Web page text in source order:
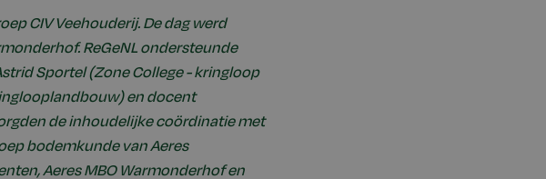
CIV Veehouderij. De dag werd
ReGeNL ondersteunde
Sportel (Zone College - kringloop
en docent
de inhoudelijke coördinatie met
bodemkunde van Aeres
Aeres MBO Warmonderhof en